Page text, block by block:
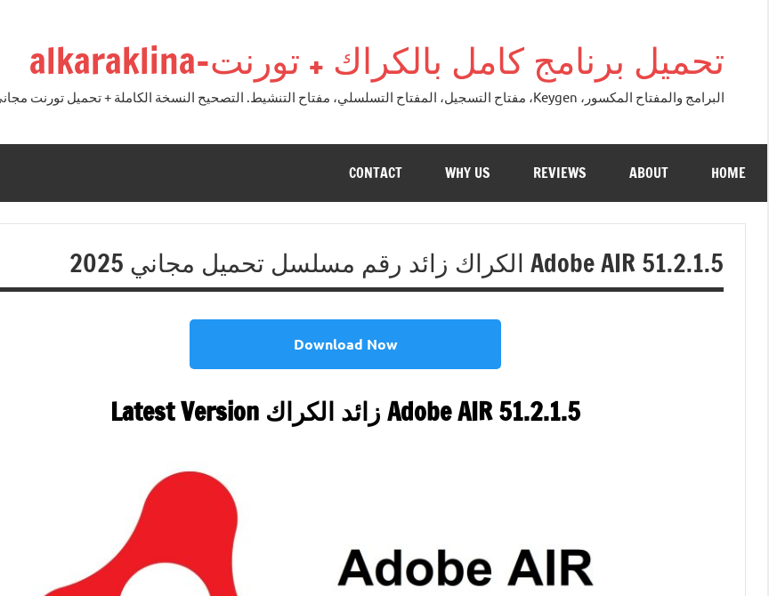
المحتوىتحميل برنامج كامل بالكراك + تورنت-alkaraklina
البرامج والمفتاح المكسور، Keygen، مفتاح التسجيل، المفتاح التسلسلي، مفتاح التنشيط. التصحيح النسخة الكاملة + تحميل تورنت مجاني لنظام التشغي
HOME
ABOUT
REVIEWS
WHY US
CONTACT
Adobe AIR 51.2.1.5 الكراك زائد رقم مسلسل تحميل مجاني 2025
Download Now
Adobe AIR 51.2.1.5 زائد الكراك Latest Version